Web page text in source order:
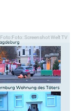
Foto:Foto: Screenshot Welt TV